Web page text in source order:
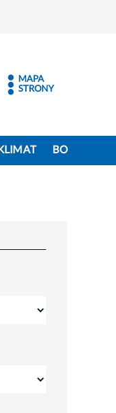
Instagram
-
MAPA
STRONY
KLIMAT BO